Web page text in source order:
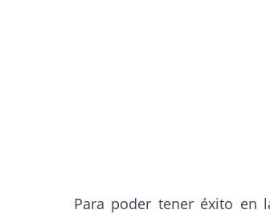
Para poder tener éxito en